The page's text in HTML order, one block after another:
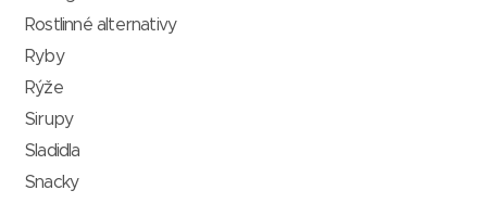
Rostlinné alternativy
Ryby
Rýže
Sirupy
Sladidla
Snacky